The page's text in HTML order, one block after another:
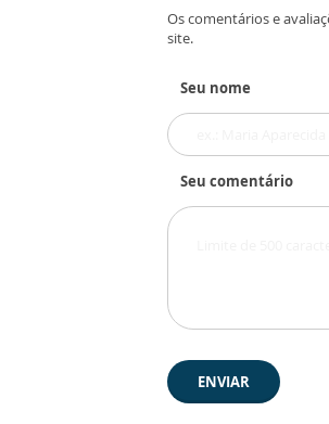
Os comentários e
site.
Seu nome
Seu comentário
ENVIAR